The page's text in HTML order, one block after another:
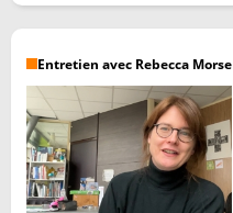
Entretien avec Rebecca Morse